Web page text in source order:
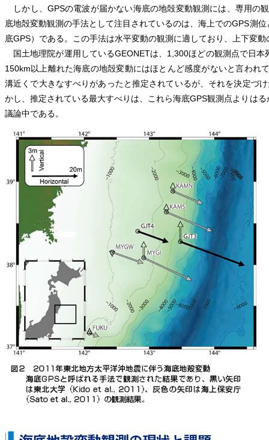
しかし、GPSの電波が届かない海底の地殻変動観測には、専用の
底地殻変動観測の手法として注目されているのは、海上でのGPS測
底GPS）である。この手法は水平変動の観測に適しており、上下変
国土地理院が運用しているGEONETは、1,300ほどの観測点で日
150km以上離れた海底の地殻変動にはほとんど感度がないと言われ
溝近くで大きなすべりがあったと推定されているが、それを決定づ
かし、推定されている最大すべりは、これら海底GPS観測点よりは
議論中である。